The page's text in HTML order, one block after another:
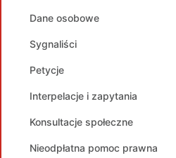
Dane osobowe
Sygnaliści
Petycje
Interpelacje i zapytania
Konsultacje społeczne
Nieodpłatna pomoc prawna